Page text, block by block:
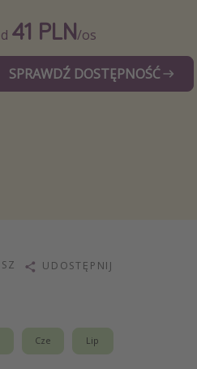
41 PLN/os
SPRAWDŹ DOSTĘPNOŚĆ
UDOSTĘPNIJ
Cze Lip